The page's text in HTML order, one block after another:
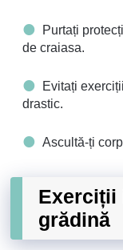
Purtați
de craiasa.
Evitați
drastic.
Ascultă-ți
Exerciții
grădină